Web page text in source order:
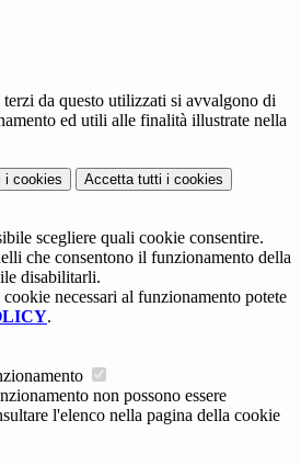
da questo utilizzati si avvalgono di
ed utili alle finalità illustrate nella
i cookies Accetta tutti i cookies
scegliere quali cookie consentire.
che consentono il funzionamento della
disabilitarli.
necessari al funzionamento potete
.
non possono essere
l'elenco nella pagina della cookie